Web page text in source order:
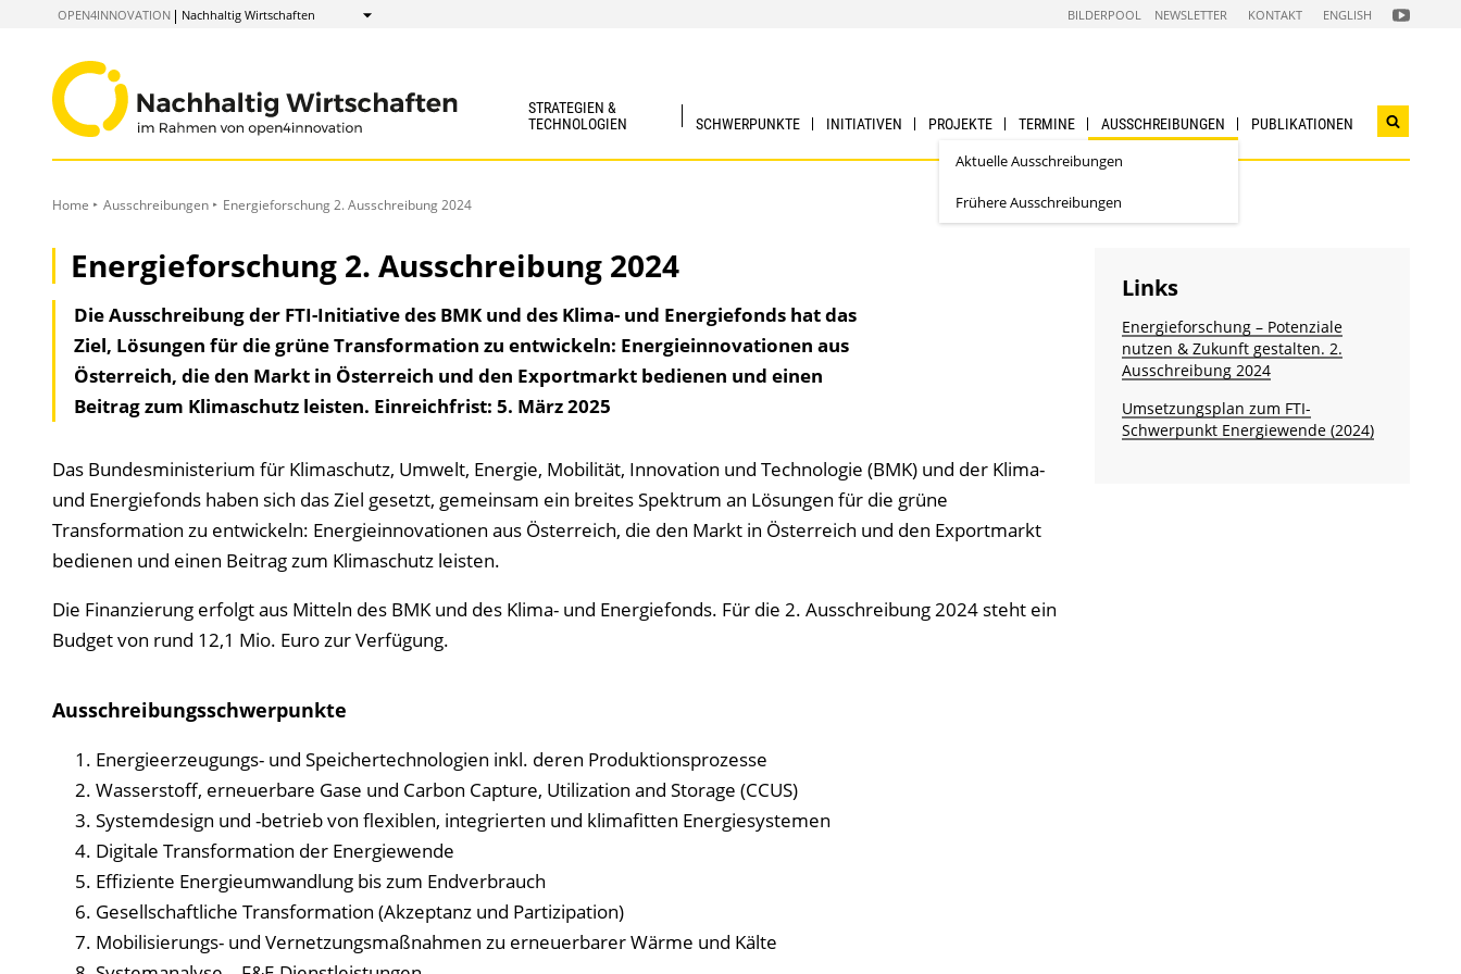
OPEN4INNOVATION Nachhaltig Wirtschaften
Anzeigen
BILDERPOOL NEWSLETTER KONTAKT ENGLISH FOLGEN
SIE
STRATEGIEN &
TECHNOLOGIEN
SCHWERPUNKTE INITIATIVEN PROJEKTE TERMINE AUSSCHREIBUNGEN
Aktuelle Ausschreibungen
Frühere Ausschreibungen
PUBLIKATIONEN
Home Ausschreibungen Energieforschung 2. Ausschreibung 2024
Energieforschung 2. Ausschreibung 2024
Die Ausschreibung der FTI-Initiative des BMK und des Klima- und Energiefonds hat das
Ziel, Lösungen für die grüne Transformation zu entwickeln: Energieinnovationen aus
Österreich, die den Markt in Österreich und den Exportmarkt bedienen und einen
Beitrag zum Klimaschutz leisten. Einreichfrist: 5. März 2025
Das Bundesministerium für Klimaschutz, Umwelt, Energie, Mobilität, Innovation und Technologie (BMK) und der Klima-
und Energiefonds haben sich das Ziel gesetzt, gemeinsam ein breites Spektrum an Lösungen für die grüne
Transformation zu entwickeln: Energieinnovationen aus Österreich, die den Markt in Österreich und den Exportmarkt
bedienen und einen Beitrag zum Klimaschutz leisten.
Die Finanzierung erfolgt aus Mitteln des BMK und des Klima- und Energiefonds. Für die 2. Ausschreibung 2024 steht ein
Budget von rund 12,1 Mio. Euro zur Verfügung.
Ausschreibungsschwerpunkte
Energieerzeugungs- und Speichertechnologien inkl. deren Produktionsprozesse
Wasserstoff, erneuerbare Gase und Carbon Capture, Utilization and Storage (CCUS)
Systemdesign und -betrieb von flexiblen, integrierten und klimafitten Energiesystemen
Digitale Transformation der Energiewende
Effiziente Energieumwandlung bis zum Endverbrauch
Gesellschaftliche Transformation (Akzeptanz und Partizipation)
Mobilisierungs- und Vernetzungsmaßnahmen zu erneuerbarer Wärme und Kälte
Links
Energieforschung – Potenziale
nutzen & Zukunft gestalten. 2.
Ausschreibung 2024
Umsetzungsplan zum FTI-
Schwerpunkt Energiewende (2024)